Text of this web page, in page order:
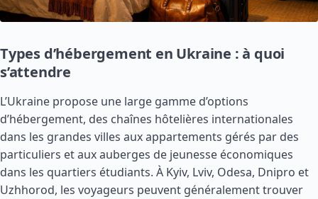
Types d’hébergement en Ukraine : à quoi
s’attendre
L’Ukraine propose une large gamme d’options
d’hébergement, des chaînes hôtelières internationales
dans les grandes villes aux appartements gérés par des
particuliers et aux auberges de jeunesse économiques
dans les quartiers étudiants. À Kyiv, Lviv, Odesa, Dnipro et
Uzhhorod, les voyageurs peuvent généralement trouver